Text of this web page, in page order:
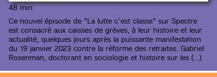
48 min
Ce nouvel épisode de "La lutte c’est classe" sur Spectre
est consacré aux caisses de grèves, à leur histoire et leur
actualité, quelques jours après la puissante manifestation
du 19 janvier 2023 contre la réforme des retraites. Gabriel
Rosenman, doctorant en sociologie et histoire sur les (…)